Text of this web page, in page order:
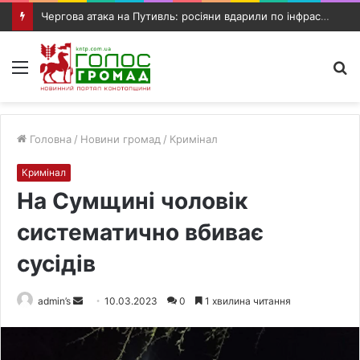
Чергова атака на Путивль: росіяни вдарили по інфраструктурному об’єкту та автомобілю
Меню
Головна / Новини громад / Кримінал
Кримінал
На Сумщині чоловік
систематично вбиває
сусідів
admin’s
n
10.03.2023 0 1 хвилина читання